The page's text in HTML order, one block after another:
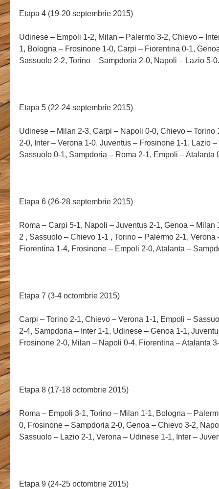
Etapa 4 (19-20 septembrie 2015)
Udinese – Empoli 1-2, Milan – Palermo 3-2, Chievo –
1, Bologna – Frosinone 1-0, Carpi – Fiorentina 0-1,
Sassuolo 2-2, Torino – Sampdoria 2-0, Napoli – Lazio 5-0.
Etapa 5 (22-24 septembrie 2015)
Udinese – Milan 2-3, Carpi – Napoli 0-0, Chievo – Torino
2-0, Inter – Verona 1-0, Juventus – Frosinone 1-1, Lazio
Sassuolo 0-1, Sampdoria – Roma 2-1, Empoli – Atalanta
Etapa 6 (26-28 septembrie 2015)
Roma – Carpi 5-1, Napoli – Juventus 2-1, Genoa – Milan
2 , Sassuolo – Chievo 1-1 , Torino – Palermo 2-1, Verona
Fiorentina 1-4, Frosinone – Empoli 2-0, Atalanta –
Etapa 7 (3-4 octombrie 2015)
Carpi – Torino 2-1, Chievo – Verona 1-1, Empoli –
2-4, Sampdoria – Inter 1-1, Udinese – Genoa 1-1,
Frosinone 2-0, Milan – Napoli 0-4, Fiorentina – Atalanta
Etapa 8 (17-18 octombrie 2015)
Roma – Empoli 3-1, Torino – Milan 1-1, Bologna –
0, Frosinone – Sampdoria 2-0, Genoa – Chievo 3-2,
Sassuolo – Lazio 2-1, Verona – Udinese 1-1, Inter –
Etapa 9 (24-25 octombrie 2015)